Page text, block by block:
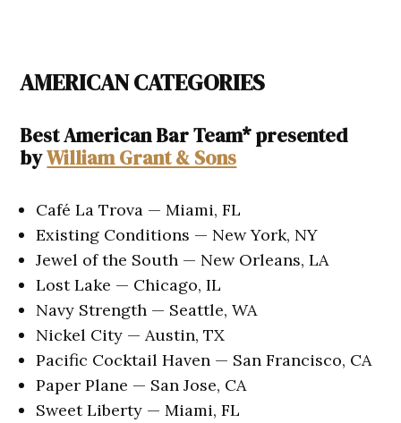
AMERICAN CATEGORIES
Best American Bar Team* presented
byWilliam Grant & Sons
Café La Trova — Miami, FL
Existing Conditions — New York, NY
Jewel of the South — New Orleans, LA
Lost Lake — Chicago, IL
Navy Strength — Seattle, WA
Nickel City — Austin, TX
Pacific Cocktail Haven — San Francisco, CA
Paper Plane — San Jose, CA
Sweet Liberty — Miami, FL